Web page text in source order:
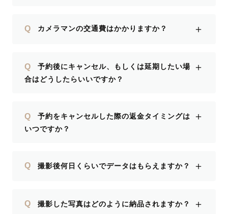
Q カメラマンの交通費はかかりますか？ ＋
Q
予約後にキャンセル、もしくは延期したい場
合はどうしたらいいですか？
＋
Q
予約をキャンセルした際の返金タイミングは
いつですか？
＋
Q 撮影後何日くらいでデータはもらえますか？ ＋
Q 撮影した写真はどのように納品されますか？ ＋